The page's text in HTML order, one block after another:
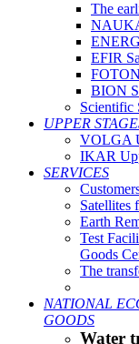
The
EFIR
BION
Scientific
UPPER
VOLGA
IKAR
SERVICES
Satellites
Earth
Test
Goods
The
NATIONAL
GOODS
Water